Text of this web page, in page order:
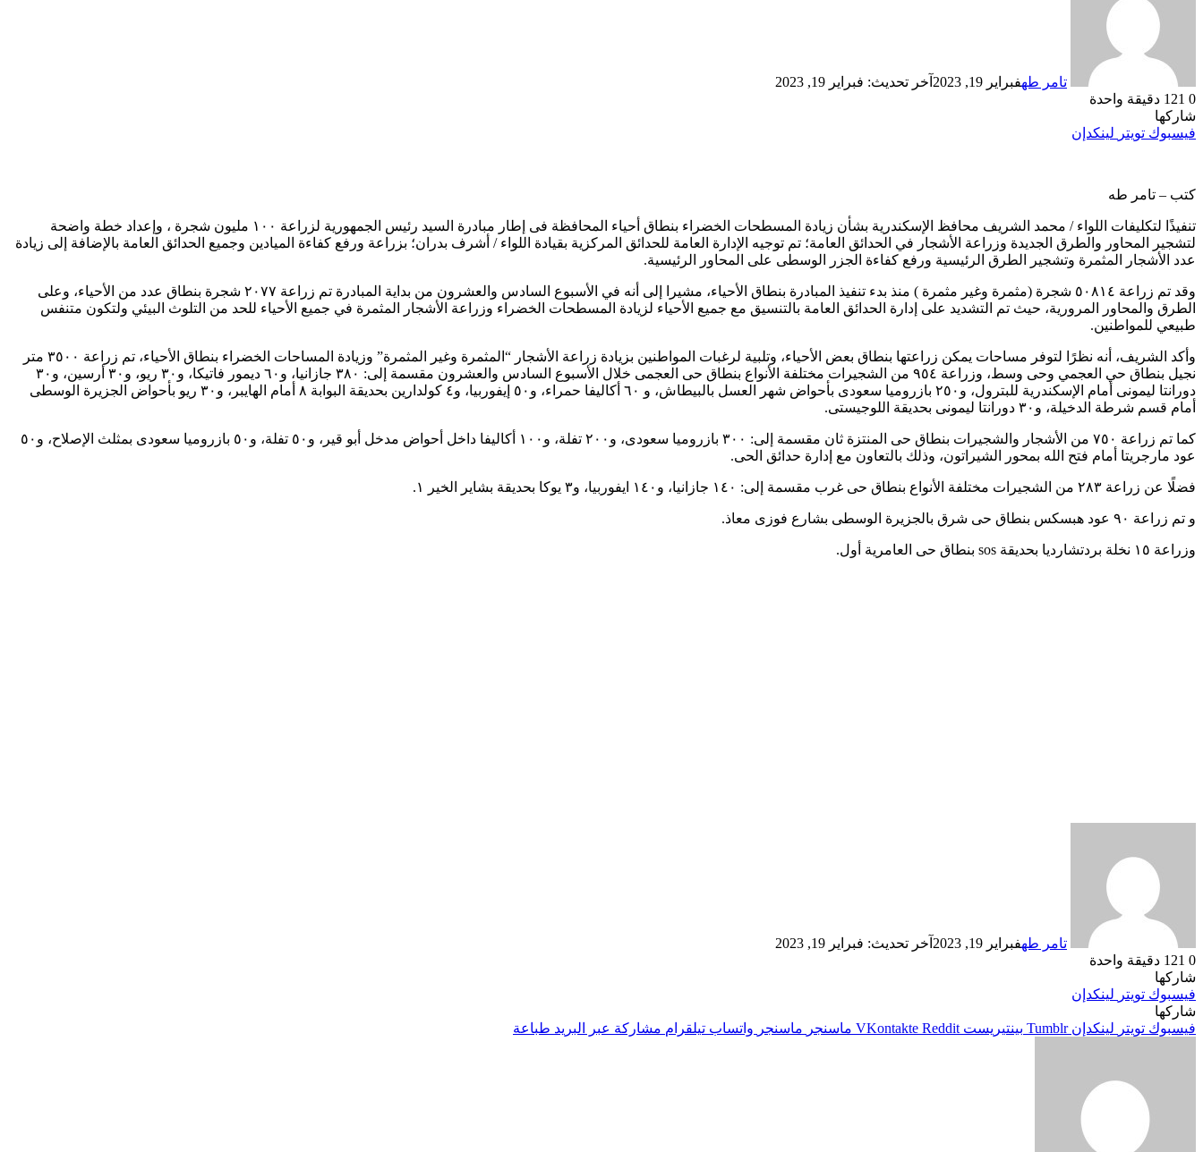
تامر طهفبراير 19, 2023
آخر تحديث: فبراير 19, 2023
0
دقيقة واحدة
شاركها
فيسبوك تويتر لينكدإن
كتب – تامر طه
تنفيذًا لتكليفات اللواء / محمد الشريف محافظ الإسكندرية بشأن زيادة المسطحات الخضراء بنطاق أحياء المحافظة فى إطار مبادرة السيد رئيس الجمهورية لزراعة ١٠٠ مليون شجرة ، وإعداد خطة واضحة
لتشجير المحاور والطرق الجديدة وزراعة الأشجار في الحدائق العامة؛ تم توجيه الإدارة العامة للحدائق المركزية بقيادة اللواء / أشرف بدران؛ بزراعة ورفع كفاءة الميادين وجميع الحدائق العامة بالإضافة إلى زيادة
عدد الأشجار المثمرة وتشجير الطرق الرئيسية ورفع كفاءة الجزر الوسطى على المحاور الرئيسية.
وقد تم زراعة ٥٠٨١٤ شجرة (مثمرة وغير مثمرة ) منذ بدء تنفيذ المبادرة بنطاق الأحياء، مشيرا إلى أنه في الأسبوع السادس والعشرون من بداية المبادرة تم زراعة ٢٠٧٧ شجرة بنطاق عدد من الأحياء، وعلى
الطرق والمحاور المرورية، حيث تم التشديد على إدارة الحدائق العامة بالتنسيق مع جميع الأحياء لزيادة المسطحات الخضراء وزراعة الأشجار المثمرة في جميع الأحياء للحد من التلوث البيئي ولتكون متنفس
طبيعي للمواطنين.
وأكد الشريف، أنه نظرًا لتوفر مساحات يمكن زراعتها بنطاق بعض الأحياء، وتلبية لرغبات المواطنين بزيادة زراعة الأشجار “المثمرة وغير المثمرة” وزيادة المساحات الخضراء بنطاق الأحياء، تم زراعة ٣٥٠٠ متر
نجيل بنطاق حي العجمي وحى وسط، وزراعة ٩٥٤ من الشجيرات مختلفة الأنواع بنطاق حى العجمى خلال الأسبوع السادس والعشرون مقسمة إلى: ٣٨٠ جازانيا، و٦٠ ديمور فاتيكا، و٣٠ ريو، و٣٠ أرسين، و٣٠
دورانتا ليمونى أمام الإسكندرية للبترول، و٢٥٠ بازروميا سعودى بأحواض شهر العسل بالبيطاش، و ٦٠ أكاليفا حمراء، و٥٠ إيفوربيا، و٤ كولدارين بحديقة البوابة ٨ أمام الهايبر، و٣٠ ريو بأحواض الجزيرة الوسطى
أمام قسم شرطة الدخيلة، و٣٠ دورانتا ليمونى بحديقة اللوجيستى.
كما تم زراعة ٧٥٠ من الأشجار والشجيرات بنطاق حى المنتزة ثان مقسمة إلى: ٣٠٠ بازروميا سعودى، و٢٠٠ تفلة، و١٠٠ أكاليفا داخل أحواض مدخل أبو قير، و٥٠ تفلة، و٥٠ بازروميا سعودى بمثلث الإصلاح، و٥٠
عود مارجريتا أمام فتح الله بمحور الشيراتون، وذلك بالتعاون مع إدارة حدائق الحى.
فضلًا عن زراعة ٢٨٣ من الشجيرات مختلفة الأنواع بنطاق حى غرب مقسمة إلى: ١٤٠ جازانيا، و١٤٠ ايفوربيا، و٣ يوكا بحديقة بشاير الخير ١.
و تم زراعة ٩٠ عود هبسكس بنطاق حى شرق بالجزيرة الوسطى بشارع فوزى معاذ.
وزراعة ١٥ نخلة بردتشارديا بحديقة sos بنطاق حى العامرية أول.
تامر طهفبراير 19, 2023
آخر تحديث: فبراير 19, 2023
0
دقيقة واحدة
شاركها
فيسبوك تويتر لينكدإن
شاركها
فيسبوك تويتر لينكدإن بينتيريست ماسنجر ماسنجر واتساب تيلقرام مشاركة عبر البريد طباعة